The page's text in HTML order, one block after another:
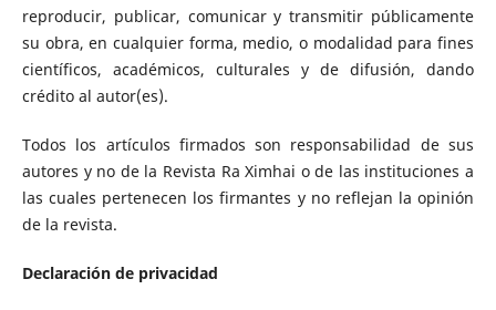
reproducir, publicar, comunicar y transmitir públicamente
su obra, en cualquier forma, medio, o modalidad para fines
científicos, académicos, culturales y de difusión, dando
crédito al autor(es).
Todos los artículos firmados son responsabilidad de sus
autores y no de la Revista Ra Ximhai o de las instituciones a
las cuales pertenecen los firmantes y no reflejan la opinión
de la revista.
Declaración de privacidad